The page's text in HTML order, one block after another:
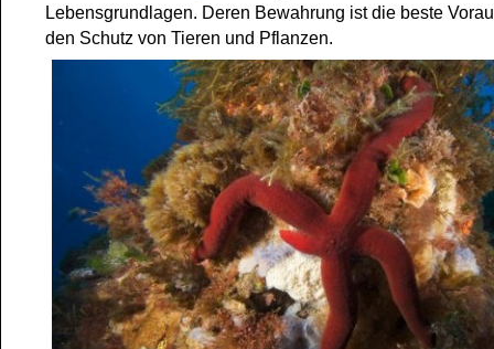
Lebensgrundlagen. Deren Bewahrung ist die beste
den Schutz von Tieren und Pflanzen.